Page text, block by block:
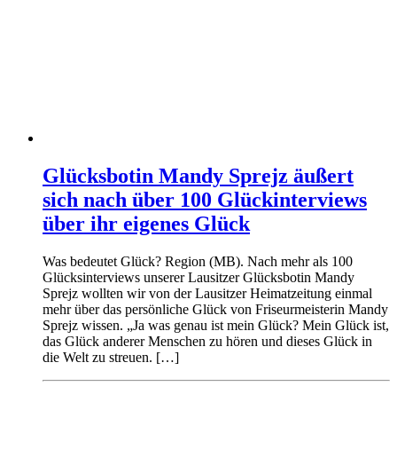
Glücksbotin Mandy Sprejz äußert
sich nach über 100 Glückinterviews
über ihr eigenes Glück
Was bedeutet Glück? Region (MB). Nach mehr als 100
Glücksinterviews unserer Lausitzer Glücksbotin Mandy
Sprejz wollten wir von der Lausitzer Heimatzeitung einmal
mehr über das persönliche Glück von Friseurmeisterin Mandy
Sprejz wissen. „Ja was genau ist mein Glück? Mein Glück ist,
das Glück anderer Menschen zu hören und dieses Glück in
die Welt zu streuen. […]